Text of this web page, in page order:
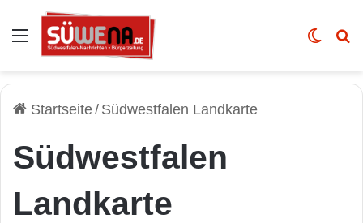
Auswahl Skin
Startseite/ Südwestfalen Landkarte
Südwestfalen
Landkarte